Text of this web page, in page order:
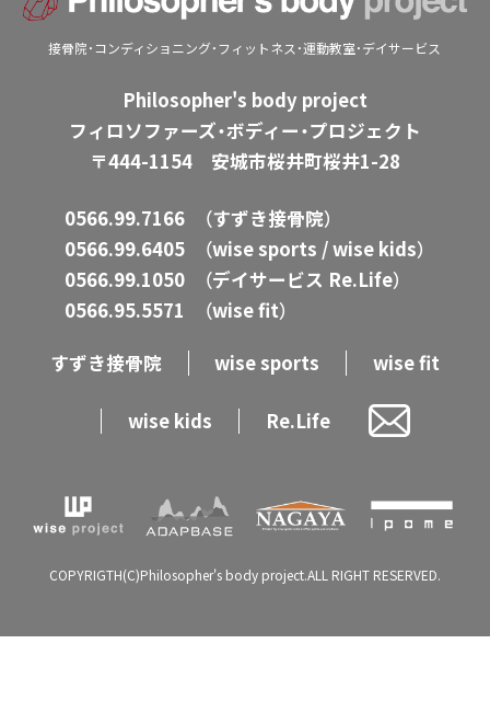
接骨院・コンディショニング・フィットネス・運動教室・デイサービス
Philosopher's body project
フィロソファーズ・ボディー・プロジェクト
〒444-1154 安城市桜井町桜井1-28
0566.99.7166（すずき接骨院）
0566.99.6405（wise sports / wise kids）
0566.99.1050（デイサービス Re.Life）
0566.95.5571 （wise fit）
すずき接骨院 wise sports wise fit
wise kids Re.Life
COPYRIGTH(C)Philosopher's body project.ALL RIGHT RESERVED.